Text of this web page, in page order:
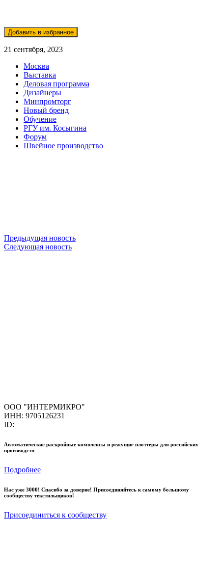
21 сентября, 2023
Москва
Выставка
Деловая программа
Дизайнеры
Минпромторг
Новый бренд
Обучение
РГУ им. Косыгина
Форум
Швейное производство
Предыдущая новость
Следующая новость
ООО "ИНТЕРМИКРО"
ИНН: 9705126231
ID:
Автоматические раскройные комплексы и режущие плоттеры для российских
производств
Подробнее
Нас уже 3000! Спасибо за доверие! Присоединяйтесь к самому большому
сообществу текстильщиков!
Присоединиться к сообществу